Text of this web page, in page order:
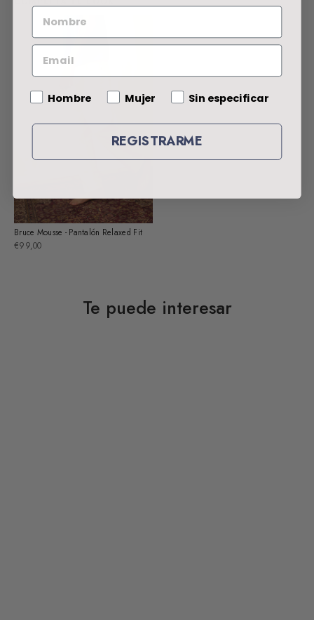
Bruce Mousse - Pantalón Relaxed Fit
€99,00
Te puede interesar
NOMBRE
EMAIL
Gender
Hombre Mujer Sin especificar
REGISTRARME